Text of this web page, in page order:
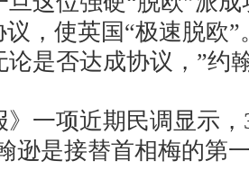
，使英国“极速脱欧”
论是否达成协议，”约
项近期民调显示，
逊是接替首相梅的第